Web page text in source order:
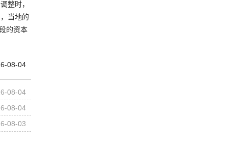
整时，
当地的
的资本
08-04
08-04
08-04
08-03